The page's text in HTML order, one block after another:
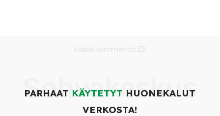
Sohvakeskus
PARHAAT KÄYTETYT HUONEKALUT
VERKOSTA!